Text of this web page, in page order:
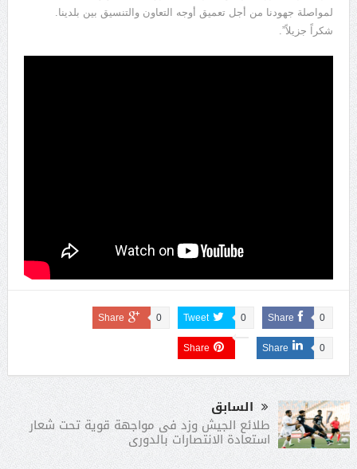
لمواصلة جهودنا من أجل تعميق أوجه التعاون والتنسيق بين بلدينا.
شكراً جزيلاً”.
Share 0
Tweet 0
Share 0
Share 0
Share
السابق
طلائع الجيش وزد فى مواجهة قوية تحت شعار
استعادة الانتصارات بالدورى